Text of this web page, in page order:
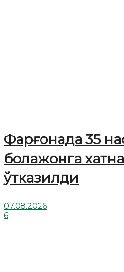
Фарғонада 35
болажонга
ўтказилди
07.08.2026
6